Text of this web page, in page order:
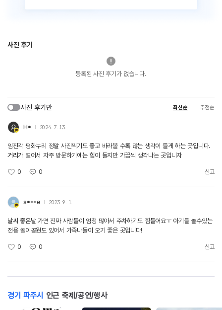
사진 후기
등록된 사진 후기가 없습니다.
사진 후기만 최신순 추천순
H* 2024. 7. 13.
임진각 평화누리 정말 사진찍기도 좋고 바라볼 수록 많는 생각이 들게 하는 곳입니다.
거리가 멀어서 자주 방문하기에는 힘이 들지만 가끔씩 생각나는 곳입니자
0 0 신고
s***e 2023. 9. 1.
날씨 좋은날 가면 진짜 사람들이 엄청 많아서 주차하기도 힘들어요ㅜ 아기들 놀수있는
전용 놀이공원도 있어서 가족나들이 오기 좋은 곳입니다!
0 0 신고
경기 파주시 인근 축제/공연/행사